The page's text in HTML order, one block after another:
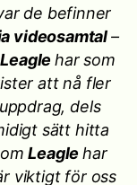
de befinner
videosamtal–
Leaglehar som
att nå fler
dels
sätt hitta
Leagle har
viktigt för oss